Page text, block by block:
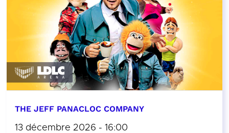
THE JEFF PANACLOC COMPANY
13 décembre 2026 - 16:00